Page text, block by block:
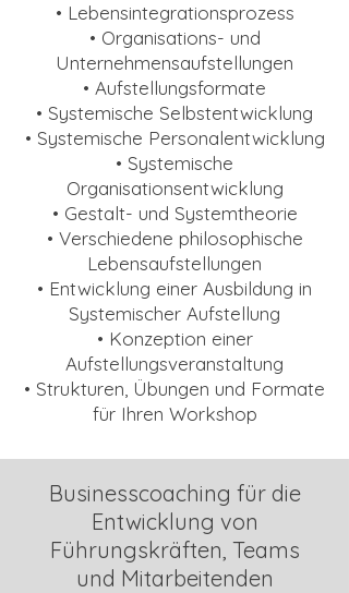
• Lebensintegrationsprozess
• Organisations- und
Unternehmensaufstellungen
• Aufstellungsformate
• Systemische Selbstentwicklung
• Systemische Personalentwicklung
• Systemische
Organisationsentwicklung
• Gestalt- und Systemtheorie
• Verschiedene philosophische
Lebensaufstellungen
• Entwicklung einer Ausbildung in
Systemischer Aufstellung
• Konzeption einer
Aufstellungsveranstaltung
• Strukturen, Übungen und Formate
für Ihren Workshop
Businesscoaching für die
Entwicklung von
Führungskräften, Teams
und Mitarbeitenden